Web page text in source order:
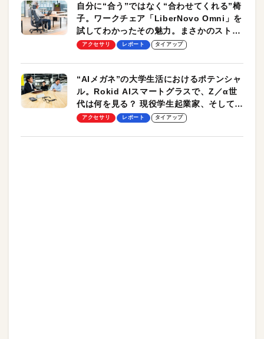
自分に“合う”ではなく“合わせてくれる”椅
子。ワークチェア「LiberNovo Omni」を
試してわかったその魅力。まさかのストレ
ッチ機能も搭載
アクセサリ レポート タイアップ
“AIメガネ”の大学生活におけるポテンシャ
ル。Rokid AIスマートグラスで、Z／α世
代は何を見る？ 現役学生起業家、そして教
授による体験会レポート【PR】
アクセサリ レポート タイアップ